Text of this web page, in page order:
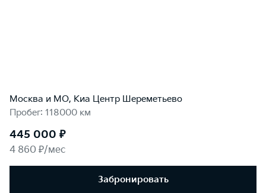
Москва и МО, Киа Центр Шереметьево
Пробег: 118000 км
445 000 ₽
4 860 ₽/мес
Забронировать